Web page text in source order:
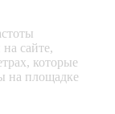
сайте,
которые
на площадке